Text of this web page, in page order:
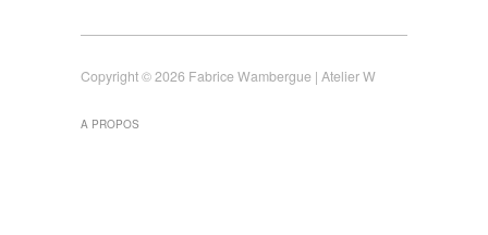
Copyright © 2026 Fabrice Wambergue | Atelier W
A PROPOS